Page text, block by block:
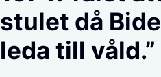
stulet då
leda till våld.”